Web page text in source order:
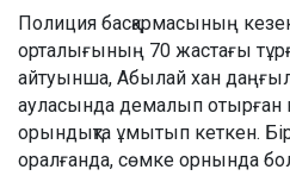
Полиция басқармасының
орталығының 70 жастағы
айтуынша, Абылай хан
ауласында демалып отырған
орындықта ұмытып кеткен.
оралғанда, сөмке орнында